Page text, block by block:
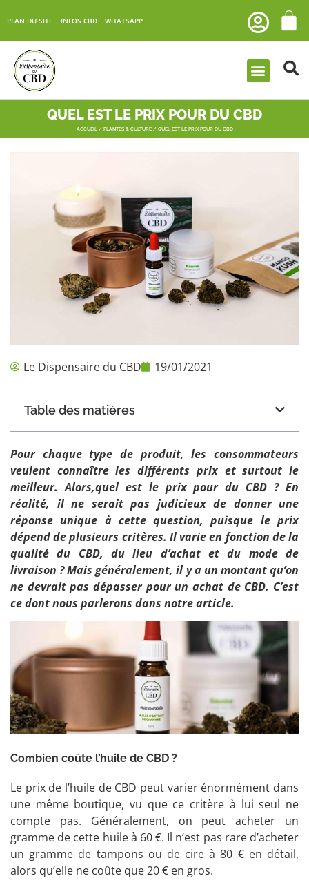
PLAN DU SITE INFOS CBD WHATSAPP
QUEL EST LE PRIX POUR DU CBD
ACCUEIL / PLANTES & CULTURE/ QUEL EST LE PRIX POUR DU CBD
Le Dispensaire du CBD 19/01/2021
Table des matières
Pour chaque type de produit, les consommateurs
veulent connaître les différents prix et surtout le
meilleur. Alors,quel est le prix pour du CBD ? En
réalité, il ne serait pas judicieux de donner une
réponse unique à cette question, puisque le prix
dépend de plusieurs critères. Il varie en fonction de la
qualité du CBD, du lieu d’achat et du mode de
livraison ? Mais généralement, il y a un montant qu’on
ne devrait pas dépasser pour un achat de CBD. C’est
ce dont nous parlerons dans notre article.
Combien coûte l’huile de CBD ?
Le prix de l’huile de CBD peut varier énormément dans
une même boutique, vu que ce critère à lui seul ne
compte pas. Généralement, on peut acheter un
gramme de cette huile à 60 €. Il n’est pas rare d’acheter
un gramme de tampons ou de cire à 80 € en détail,
alors qu’elle ne coûte que 20 € en gros.